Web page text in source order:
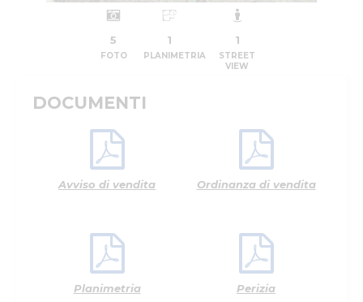
5
FOTO
1
PLANIMETRIA
1
STREET
VIEW
DOCUMENTI
Avviso di vendita Ordinanza di vendita
Planimetria Perizia